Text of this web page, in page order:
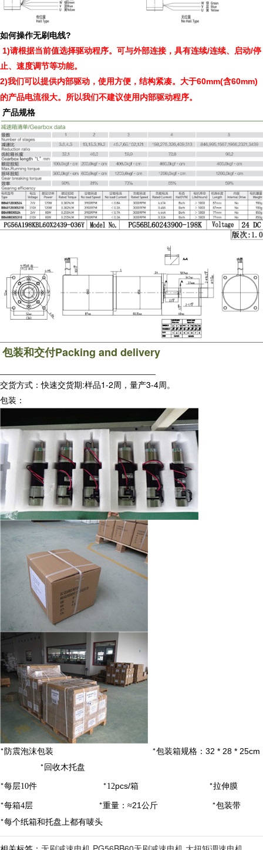
如何操作无刷电线?
1)请根据当前值选择驱动程序。可与外部连接，具有连续/连续、启动/停
止、速度调节等功能。
2)我们可以提供内部驱动，使用方便，结构紧凑。大于60mm(含60mm)
的产品电流很大。所以我们不建议使用内部驱动程序。
产品规格
包装和交付Packing and delivery
交货方式：快速交货期 :样品1-2周，量产3-4周。
包装：
* 防震泡沫包装 *包装箱规格： 32 * 28 * 25cm
* 回收木托盘
*每层10件 *12pcs/箱 *拉伸膜
*每箱4层 *重量 ： ≈21公斤 *包装带
*每个纸箱和托盘上都有唛头